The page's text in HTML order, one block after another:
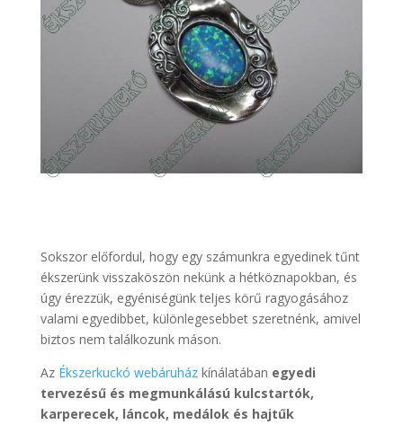
Sokszor előfordul, hogy egy számunkra egyedinek tűnt
ékszerünk visszaköszön nekünk a hétköznapokban, és
úgy érezzük, egyéniségünk teljes körű ragyogásához
valami egyedibbet, különlegesebbet szeretnénk, amivel
biztos nem találkozunk máson.
Az Ékszerkuckó webáruházkínálatában egyedi
tervezésű és megmunkálású kulcstartók,
karperecek, láncok, medálok és hajtűk